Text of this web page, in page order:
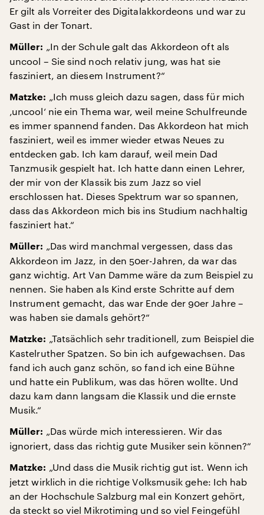
Er gilt als Vorreiter des Digitalakkordeons und war zu
Gast in der Tonart.
Müller: „In der Schule galt das Akkordeon oft als
uncool – Sie sind noch relativ jung, was hat sie
fasziniert, an diesem Instrument?“
Matzke: „Ich muss gleich dazu sagen, dass für mich
‚uncool‘ nie ein Thema war, weil meine Schulfreunde
es immer spannend fanden. Das Akkordeon hat mich
fasziniert, weil es immer wieder etwas Neues zu
entdecken gab. Ich kam darauf, weil mein Dad
Tanzmusik gespielt hat. Ich hatte dann einen Lehrer,
der mir von der Klassik bis zum Jazz so viel
erschlossen hat. Dieses Spektrum war so spannen,
dass das Akkordeon mich bis ins Studium nachhaltig
fasziniert hat.“
Müller: „Das wird manchmal vergessen, dass das
Akkordeon im Jazz, in den 50er-Jahren, da war das
ganz wichtig. Art Van Damme wäre da zum Beispiel zu
nennen. Sie haben als Kind erste Schritte auf dem
Instrument gemacht, das war Ende der 90er Jahre –
was haben sie damals gehört?“
Matzke: „Tatsächlich sehr traditionell, zum Beispiel die
Kastelruther Spatzen. So bin ich aufgewachsen. Das
fand ich auch ganz schön, so fand ich eine Bühne
und hatte ein Publikum, was das hören wollte. Und
dazu kam dann langsam die Klassik und die ernste
Musik.“
Müller: „Das würde mich interessieren. Wir das
ignoriert, dass das richtig gute Musiker sein können?“
Matzke: „Und dass die Musik richtig gut ist. Wenn ich
jetzt wirklich in die richtige Volksmusik gehe: Ich hab
an der Hochschule Salzburg mal ein Konzert gehört,
da steckt so viel Mikrotiming und so viel Feingefühl